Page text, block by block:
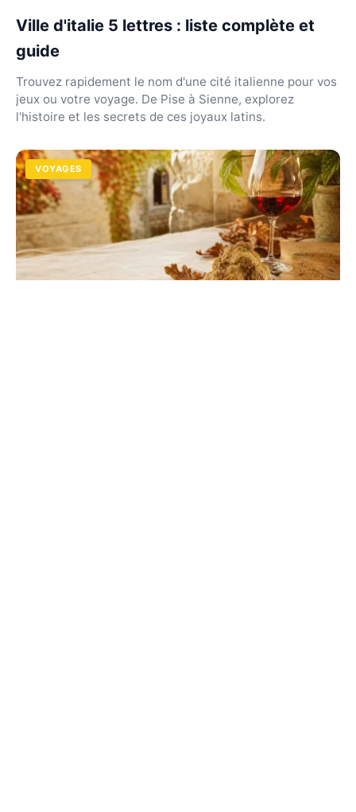
Ville d'italie 5 lettres : liste complète et
guide
Trouvez rapidement le nom d'une cité italienne pour vos
jeux ou votre voyage. De Pise à Sienne, explorez
l'histoire et les secrets de ces joyaux latins.
VOYAGES